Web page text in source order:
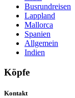
Busrundreisen
Lappland
Mallorca
Spanien
Allgemein
Indien
Köpfe
Kontakt